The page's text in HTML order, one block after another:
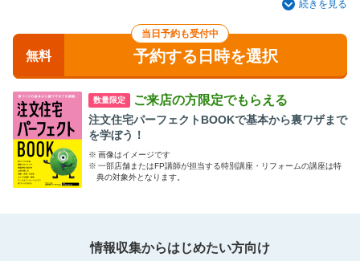
不安なことが少しでもありましたらぜひご相談ください！
週末だけでなく平日も受付しております。平日がお休みの方や奥
様お一人でのご来店も大歓迎です。
その際には、お時間が約2時間～2時間半ほど掛かる方が多いの
で、お時間に余裕をもってお越しくださいませ！
アドバイザー一同、ご来店を心よりお待ちしております。
続きを見る
当日予約も受付中
無料 予約する日時を選択
数量限定 ご来店の方限定でもらえる
注文住宅パーフェクトBOOKで基本から裏ワザまで
を学ぼう！
※ 画像はイメージです
※ 一部店舗またはFP講師が担当する特別講座・リフォームの講座は特
典の対象外となります。
情報収集からはじめたい方向け